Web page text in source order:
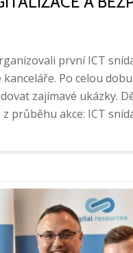
první ICT
Po celou
zajímavé ukázky.
průběhu akce: ICT